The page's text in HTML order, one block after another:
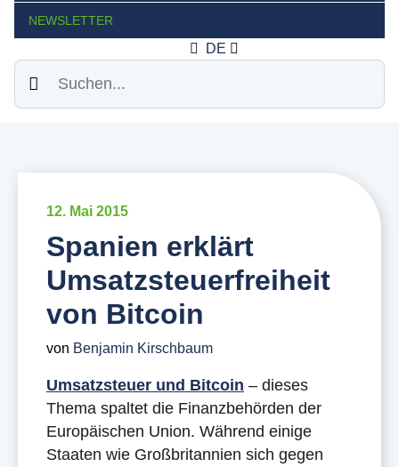
NEWSLETTER
DE
Suchen
12. Mai 2015
Spanien erklärt
Umsatzsteuerfreiheit
von Bitcoin
von Benjamin Kirschbaum
Umsatzsteuer und Bitcoin – dieses
Thema spaltet die Finanzbehörden der
Europäischen Union. Während einige
Staaten wie Großbritannien sich gegen